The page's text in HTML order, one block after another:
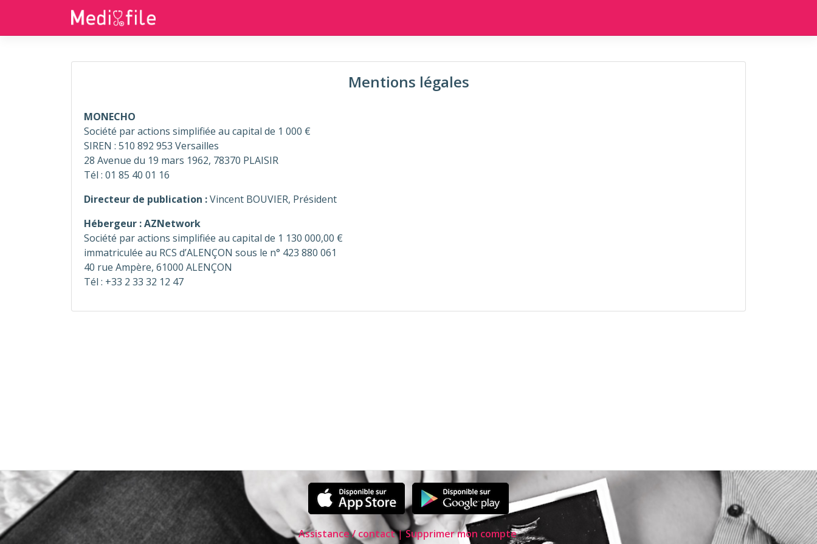
Mentions légales
MONECHO
Société par actions simplifiée au capital de 1 000 €
SIREN : 510 892 953 Versailles
28 Avenue du 19 mars 1962, 78370 PLAISIR
Tél : 01 85 40 01 16
Directeur de publication :Vincent BOUVIER, Président
Hébergeur : AZNetwork
Société par actions simplifiée au capital de 1 130 000,00 €
immatriculée au RCS d’ALENÇON sous le n° 423 880 061
40 rue Ampère, 61000 ALENÇON
Tél : +33 2 33 32 12 47
Assistance / contact|Supprimer mon compte